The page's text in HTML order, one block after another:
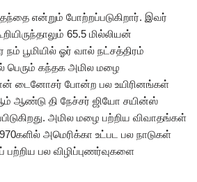
என்றும் போற்றப்படுகிறார். இவர்
65.5 மில்லியன்
பூமியில் ஓர் வால் நட்சத்திரம்
பெரும் கந்தக அமில மழை
டைனோசர் போன்ற பல உயிரினங்கள்
ஆண்டு தி நேச்சர் ஜியோ சயின்ஸ்
அமில மழை பற்றிய விவாதங்கள்
அமெரிக்கா உட்பட பல நாடுகள்
பல விழிப்புணர்வுகளை